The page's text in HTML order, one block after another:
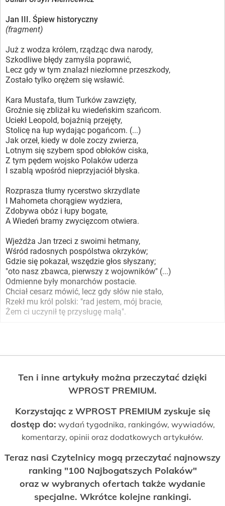
Jan III. Śpiew historyczny
(fragment)
Już z wodza królem, rządząc dwa narody,
Szkodliwe błędy zamyśla poprawić,
Lecz gdy w tym znalazł niezłomne przeszkody,
Zostało tylko orężem się wsławić.
Kara Mustafa, tłum Turków zawzięty,
Groźnie się zbliżał ku wiedeńskim szańcom.
Uciekł Leopold, bojaźnią przejęty,
Stolicę na łup wydając pogańcom. (...)
Jak orzeł, kiedy w dole zoczy zwierza,
Lotnym się szybem spod obłoków ciska,
Z tym pędem wojsko Polaków uderza
I szablą wpośród nieprzyjaciół błyska.
Rozprasza tłumy rycerstwo skrzydlate
I Mahometa chorągiew wydziera,
Zdobywa obóz i łupy bogate,
A Wiedeń bramy zwycięzcom otwiera.
Wjeżdża Jan trzeci z swoimi hetmany,
Wśród radosnych pospólstwa okrzyków;
Gdzie się pokazał, wszędzie głos słyszany;
"oto nasz zbawca, pierwszy z wojowników" (...)
Odmienne były monarchów postacie.
Chciał cesarz mówić, lecz gdy słów nie stało,
Rzekł mu król polski: "rad jestem, mój bracie,
Żem ci uczynił tę przysługę małą".
Ten i inne artykuły można przeczytać dzięki
WPROST PREMIUM.
Korzystając z WPROST PREMIUM zyskuje się
dostęp do: wydań tygodnika, rankingów, wywiadów,
komentarzy, opinii oraz dodatkowych artykułów.
Teraz nasi Czytelnicy mogą przeczytać najnowszy
ranking "100 Najbogatszych Polaków"
oraz w wybranych ofertach także wydanie
specjalne. Wkrótce kolejne rankingi.